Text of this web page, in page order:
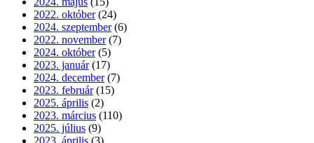
2022. október (24)
2024. szeptember (6)
2022. november (7)
2024. október (5)
2023. január (17)
2024. december (7)
2023. február (15)
2025. április (2)
2023. március (110)
2025. július (9)